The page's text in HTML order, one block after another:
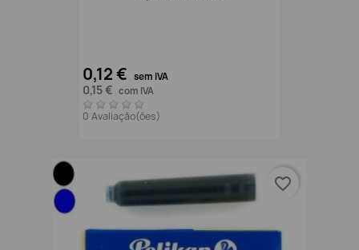
0,12 € sem IVA
0,15 € com IVA
0 Avaliação(ões)
favorite_border